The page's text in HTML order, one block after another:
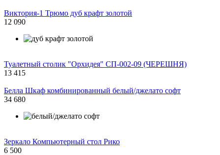
Виктория-1 Трюмо дуб крафт золотой
12 090
Туалетный столик "Орхидея" СП-002-09 (ЧЕРЕШНЯ)
13 415
Белла Шкаф комбинированный белый/джелато софт
34 680
Зеркало Компьютерный стол Рико
6 500